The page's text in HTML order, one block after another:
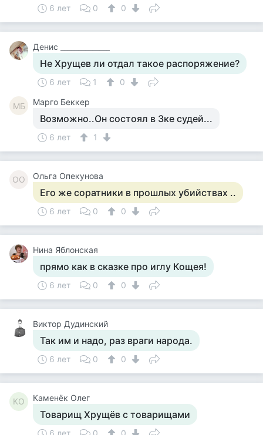
6 лет 0 0
Денис ______________
Не Хрущев ли отдал такое распоряжение?
6 лет 1 0
MБ Mарго Беккер
Возможно..Он состоял в 3ке судей...
6 лет 1
ОО Ольга Опекунова
Его же соратники в прошлых убийствах ..
6 лет 0 0
Нина Яблонская
прямо как в сказке про иглу Кощея!
6 лет 0 0
Виктор Дудинский
Так им и надо, раз враги народа.
6 лет 0 0
КО Каменёк Олег
Товарищ Хрущёв с товарищами
6 лет 0 0